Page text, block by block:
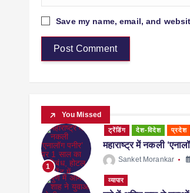
Save my name, email, and
You Missed
1
ट्रेंडिंग देश-विदेश प्रदेश
महाराष्ट्र में नकली
Sanket Morankar
व्यापार